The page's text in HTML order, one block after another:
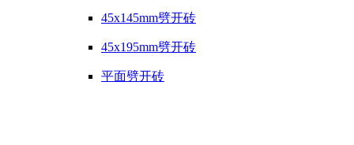
45x145mm劈开砖
45x195mm劈开砖
平面劈开砖